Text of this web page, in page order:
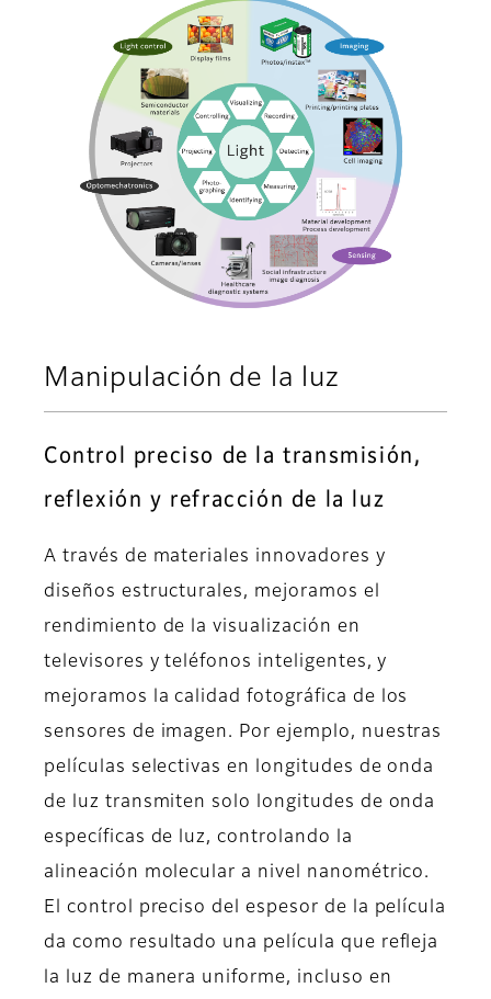
Manipulación de la luz
Control preciso de la transmisión,
reflexión y refracción de la luz
A través de materiales innovadores y
diseños estructurales, mejoramos el
rendimiento de la visualización en
televisores y teléfonos inteligentes, y
mejoramos la calidad fotográfica de los
sensores de imagen. Por ejemplo, nuestras
películas selectivas en longitudes de onda
de luz transmiten solo longitudes de onda
específicas de luz, controlando la
alineación molecular a nivel nanométrico.
El control preciso del espesor de la película
da como resultado una película que refleja
la luz de manera uniforme, incluso en